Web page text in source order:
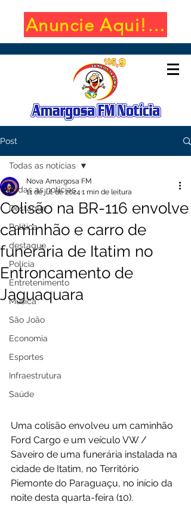
Anuncie Aqui!
Post
Todas as notícias
Destaque
Política
destaque
Polícia
Entretenimento
Música
São João
Economia
Esportes
Infraestrutura
Saúde
Todas as notícias
Colisão na BR-116 envolve
caminhão e carro de
funerária de Itatim no
Entroncamento de
Jaguaquara
Nova Amargosa FM
11 de jul. de 2024 1 min de leitura
Uma colisão envolveu um caminhão
Ford Cargo e um veículo VW /
Saveiro de uma funerária instalada na
cidade de Itatim, no Território
Piemonte do Paraguaçu, no início da
noite desta quarta-feira (10).